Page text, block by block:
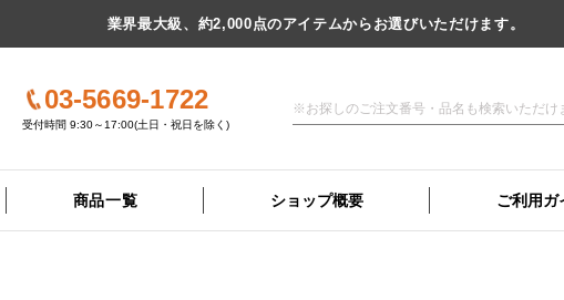
業界最大級、約2,000点のアイテムからお選びいただけます。
03-5669-1722
受付時間 9:30～17:00(土日・祝日を除く)
商品一覧 ショップ概要 ご利用ガ